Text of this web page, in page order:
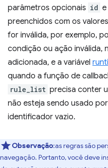
parâmetros opcionais id e
preenchidos com os
for inválida, por exemplo,
condição ou ação inválida,
adicionada, e a variável
quando a função de
rule_list precisa conter
não esteja sendo usado
identificador vazio.
Observação:as regras são
navegação. Portanto, você deve